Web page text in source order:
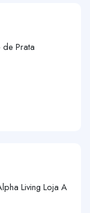
de Prata
Living Loja A